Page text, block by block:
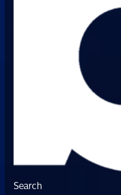
Search